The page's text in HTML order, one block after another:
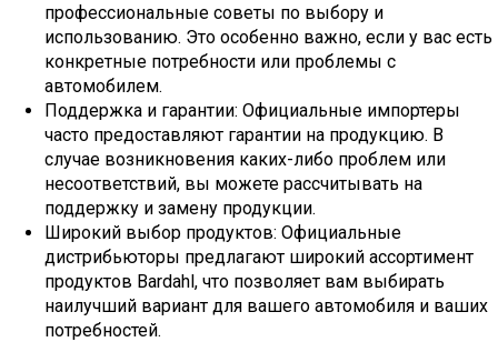
профессиональные советы по выбору и
использованию. Это особенно важно, если у вас есть
конкретные потребности или проблемы с
автомобилем.
Поддержка и гарантии: Официальные импортеры
часто предоставляют гарантии на продукцию. В
случае возникновения каких-либо проблем или
несоответствий, вы можете рассчитывать на
поддержку и замену продукции.
Широкий выбор продуктов: Официальные
дистрибьюторы предлагают широкий ассортимент
продуктов Bardahl, что позволяет вам выбирать
наилучший вариант для вашего автомобиля и ваших
потребностей.